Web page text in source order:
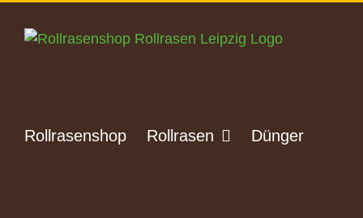
Inhalt
Rollrasenshop Rollrasen Dünger